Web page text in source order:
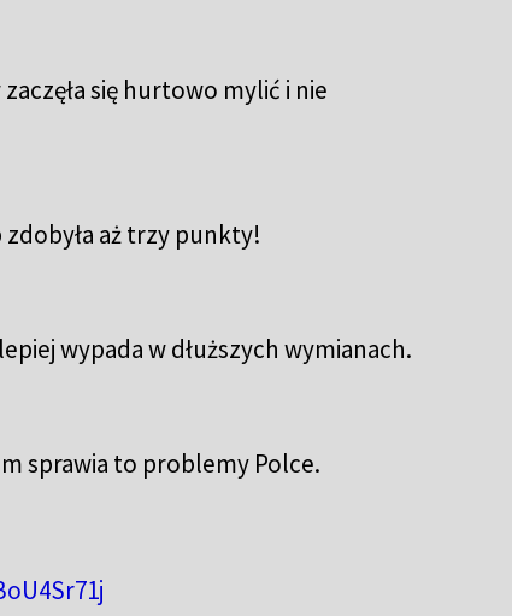
się hurtowo mylić i nie
aż trzy punkty!
wypada w dłuższych wymianach.
sprawia to problemy Polce.